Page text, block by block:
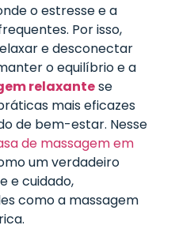
o estresse e a
Por isso,
e desconectar
o equilíbrio e a
relaxantese
mais eficazes
de bem-estar. Nesse
de massagem em
um verdadeiro
e cuidado,
como a massagem